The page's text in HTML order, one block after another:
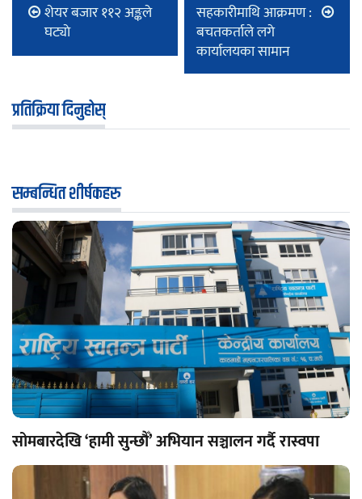
शेयर बजार ११२ अङ्कले
घट्याे
सहकारीमाथि आक्रमण :
बचतकर्ताले लगे
कार्यालयका सामान
प्रतिक्रिया दिनुहोस्
सम्बन्धित शीर्षकहरु
सोमबारदेखि ‘हामी सुन्छौँ’ अभियान सञ्चालन गर्दै रास्वपा